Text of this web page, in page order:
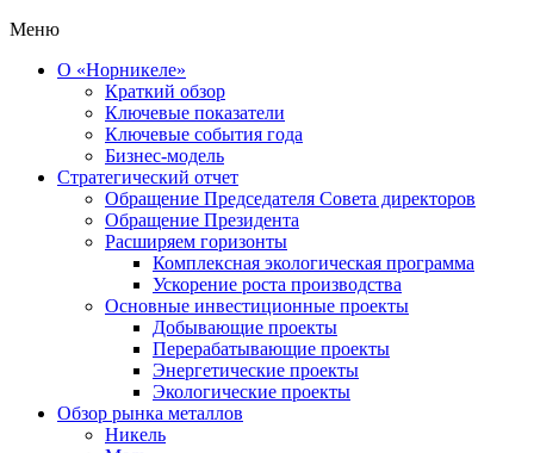
Меню
О «Норникеле»
Краткий обзор
Ключевые показатели
Ключевые события года
Бизнес-модель
Стратегический отчет
Обращение Председателя Совета директоров
Обращение Президента
Расширяем горизонты
Комплексная экологическая программа
Ускорение роста производства
Основные инвестиционные проекты
Добывающие проекты
Перерабатывающие проекты
Энергетические проекты
Экологические проекты
Обзор рынка металлов
Никель